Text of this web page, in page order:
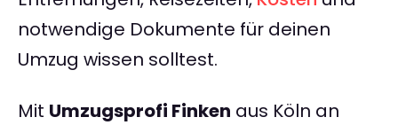
notwendige Dokumente für deinen
Umzug wissen solltest.
Mit Umzugsprofi Finken aus Köln an